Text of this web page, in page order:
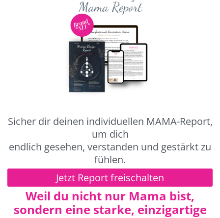
Sicher dir deinen individuellen MAMA-Report,
um dich
endlich gesehen, verstanden und gestärkt zu
fühlen.
Jetzt Report freischalten
Weil du nicht nur Mama bist,
sondern eine starke, einzigartige